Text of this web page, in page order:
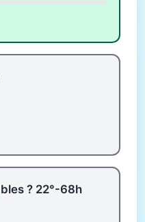
? 22°-68h